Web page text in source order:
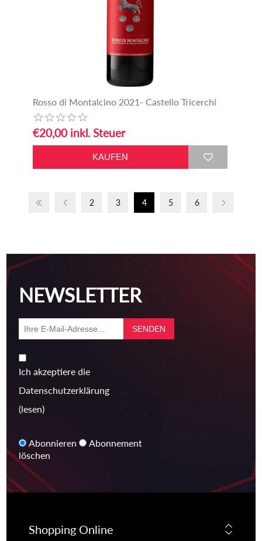
Rosso di Montalcino 2021- Castello Tricerchi
€20,00 inkl. Steuer
2 3 4 5 6
NEWSLETTER
Ich akzeptiere die
Datenschutzerklärung
(lesen)
Abonnieren
Abonnement
löschen
Shopping Online